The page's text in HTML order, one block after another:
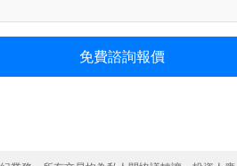
免費諮詢報價